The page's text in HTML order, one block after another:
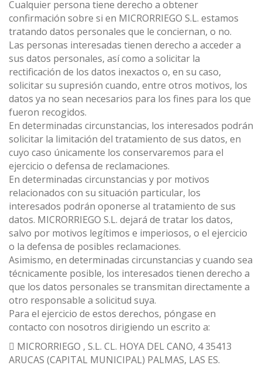
Cualquier persona tiene derecho a obtener
confirmación sobre si en MICRORRIEGO S.L. estamos
tratando datos personales que le conciernan, o no.
Las personas interesadas tienen derecho a acceder a
sus datos personales, así como a solicitar la
rectificación de los datos inexactos o, en su caso,
solicitar su supresión cuando, entre otros motivos, los
datos ya no sean necesarios para los fines para los que
fueron recogidos.
En determinadas circunstancias, los interesados podrán
solicitar la limitación del tratamiento de sus datos, en
cuyo caso únicamente los conservaremos para el
ejercicio o defensa de reclamaciones.
En determinadas circunstancias y por motivos
relacionados con su situación particular, los
interesados podrán oponerse al tratamiento de sus
datos. MICRORRIEGO S.L. dejará de tratar los datos,
salvo por motivos legítimos e imperiosos, o el ejercicio
o la defensa de posibles reclamaciones.
Asimismo, en determinadas circunstancias y cuando sea
técnicamente posible, los interesados tienen derecho a
que los datos personales se transmitan directamente a
otro responsable a solicitud suya.
Para el ejercicio de estos derechos, póngase en
contacto con nosotros dirigiendo un escrito a:
 MICRORRIEGO , S.L. CL. HOYA DEL CANO, 4 35413
ARUCAS (CAPITAL MUNICIPAL) PALMAS, LAS ES.